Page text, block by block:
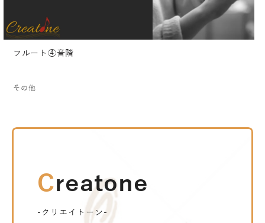
フルート④音階
その他
Creatone
-クリエイトーン-